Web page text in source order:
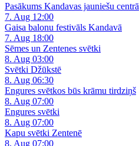
Pasākums Kandavas jauniešu centrā
7. Aug 12:00
Gaisa balonu festivāls Kandavā
7. Aug 18:00
Sēmes un Zentenes svētki
8. Aug 03:00
Svētki Džūkstē
8. Aug 06:30
Engures svētkos būs krāmu tirdziņš
8. Aug 07:00
Engures svētki
8. Aug 07:00
Kapu svētki Zentenē
8. Aug 07:00